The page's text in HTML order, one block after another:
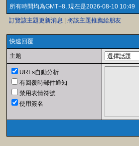
所有時間均為GMT+8, 現在是2026-08-10 10:49
訂覽該主題更新消息
將該主題推薦給朋友
快速回覆
主題
URLs自動分析
有回覆時郵件通知
禁用表情符號
使用簽名